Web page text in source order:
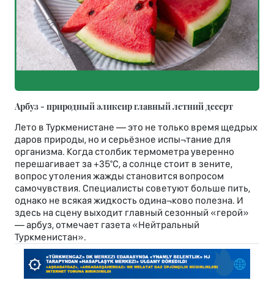
Арбуз - природный эликсир главный летний десерт
Лето в Туркменистане — это не только время щедрых
даров природы, но и серьёзное испы¬тание для
организма. Когда столбик термометра уверенно
перешагивает за +35°С, а солнце стоит в зените,
вопрос утоления жажды становится вопросом
самочувствия. Специалисты советуют больше пить,
однако не всякая жидкость одина¬ково полезна. И
здесь на сцену выходит главный сезонный «герой»
— арбуз, отмечает газета «Нейтральный
Туркменистан».